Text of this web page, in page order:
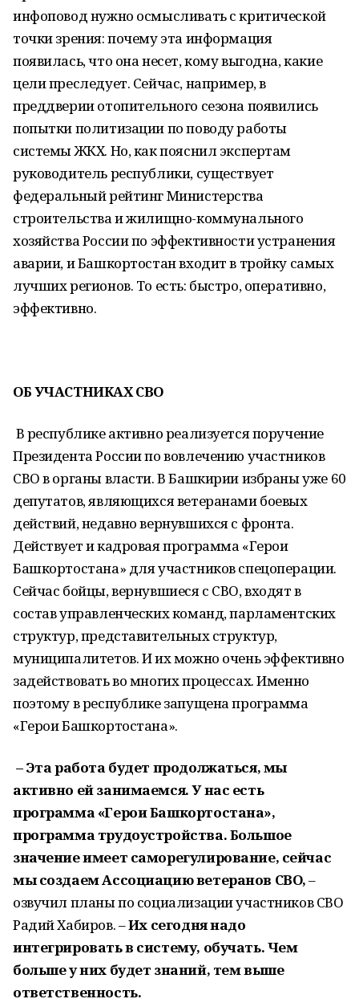
инфоповод нужно осмысливать с критической
точки зрения: почему эта информация
появилась, что она несет, кому выгодна, какие
цели преследует. Сейчас, например, в
преддверии отопительного сезона появились
попытки политизации по поводу работы
системы ЖКХ. Но, как пояснил экспертам
руководитель республики, существует
федеральный рейтинг Министерства
строительства и жилищно-коммунального
хозяйства России по эффективности устранения
аварии, и Башкортостан входит в тройку самых
лучших регионов. То есть: быстро, оперативно,
эффективно.
ОБ УЧАСТНИКАХ СВО
В республике активно реализуется поручение
Президента России по вовлечению участников
СВО в органы власти. В Башкирии избраны уже 60
депутатов, являющихся ветеранами боевых
действий, недавно вернувшихся с фронта.
Действует и кадровая программа «Герои
Башкортостана» для участников спецоперации.
Сейчас бойцы, вернувшиеся с СВО, входят в
состав управленческих команд, парламентских
структур, представительных структур,
муниципалитетов. И их можно очень эффективно
задействовать во многих процессах. Именно
поэтому в республике запущена программа
«Герои Башкортостана».
– Эта работа будет продолжаться, мы
активно ей занимаемся. У нас есть
программа «Герои Башкортостана»,
программа трудоустройства. Большое
значение имеет саморегулирование, сейчас
мы создаем Ассоциацию ветеранов СВО,–
озвучил планы по социализации участников СВО
Радий Хабиров. –Их сегодня надо
интегрировать в систему, обучать. Чем
больше у них будет знаний, тем выше
ответственность.